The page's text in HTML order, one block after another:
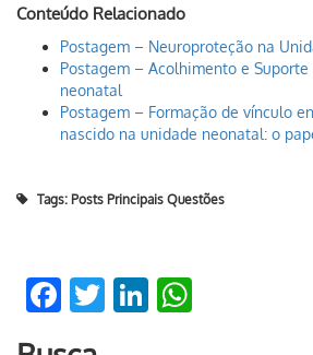
Conteúdo Relacionado
Postagem – Neuroproteção na
Postagem – Acolhimento e
neonatal
Postagem – Formação de vínculo
nascido na unidade neonatal: o
Tags: Posts Principais Questões
Facebook
TwitterLinkedIn